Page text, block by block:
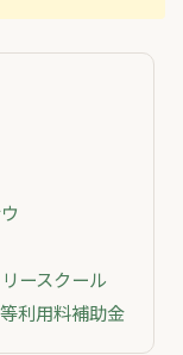
ースクール
利用料補助金